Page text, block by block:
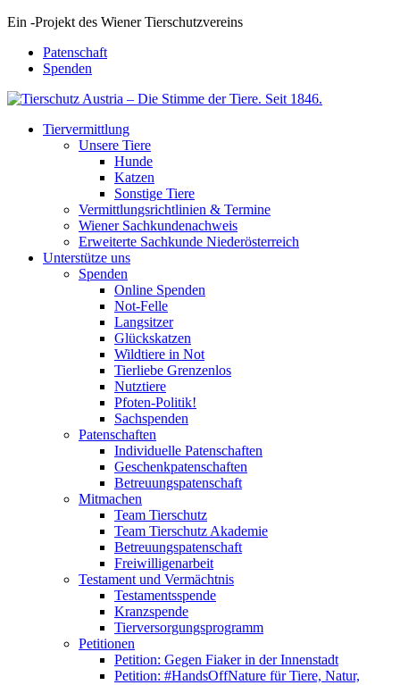
Ein -Projekt des Wiener Tierschutzvereins
Patenschaft
Spenden
Tiervermittlung
Unsere Tiere
Hunde
Katzen
Sonstige Tiere
Vermittlungsrichtlinien & Termine
Wiener Sachkundenachweis
Erweiterte Sachkunde Niederösterreich
Unterstütze uns
Spenden
Online Spenden
Not-Felle
Langsitzer
Glückskatzen
Wildtiere in Not
Tierliebe Grenzenlos
Nutztiere
Pfoten-Politik!
Sachspenden
Patenschaften
Individuelle Patenschaften
Geschenkpatenschaften
Betreuungspatenschaft
Mitmachen
Team Tierschutz
Team Tierschutz Akademie
Betreuungspatenschaft
Freiwilligenarbeit
Testament und Vermächtnis
Testamentsspende
Kranzspende
Tierversorgungsprogramm
Petitionen
Petition: Gegen Fiaker in der Innenstadt
Petition: #HandsOffNature für Tiere, Natur,